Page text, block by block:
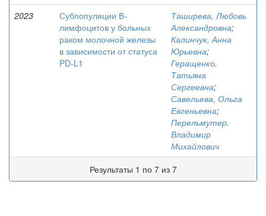
2023
Субпопуляции В-
лимфоцитов у больных
раком молочной железы
в зависимости от статуса
PD-L1
Таширева, Любовь
Александровна;
Калинчук, Анна
Юрьевна;
Геращенко,
Татьяна
Сергеевна;
Савельева, Ольга
Евгеньевна;
Перельмутер,
Владимир
Михайлович
Результаты 1 по 7 из 7